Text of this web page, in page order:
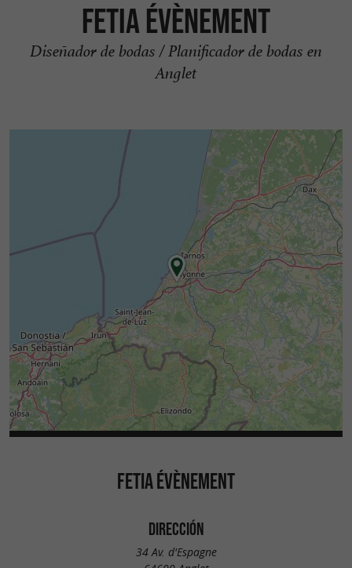
FETIA ÉVÈNEMENT
Diseñador de bodas / Planificador de bodas en
Anglet
FETIA ÉVÈNEMENT
DIRECCIÓN
34 Av. d'Espagne